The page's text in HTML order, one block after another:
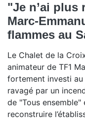
"Je n’ai plus
Marc-
flammes au
Le Chalet de la
animateur de TF1
fortement investi au
ravagé par un
de "Tous
reconstruire